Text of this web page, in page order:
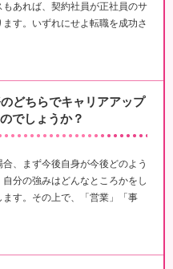
あれば、契約社員が正社員のサ
す。いずれにせよ転職を成功さ
どちらでキャリアアップ
でしょうか？
、まず今後自身が今後どのよう
分の強みはどんなところかをし
す。その上で、「営業」「事